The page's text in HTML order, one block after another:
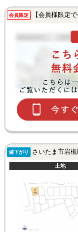
会員限定 【会員様限定
値下がり さいたま市岩槻
土地